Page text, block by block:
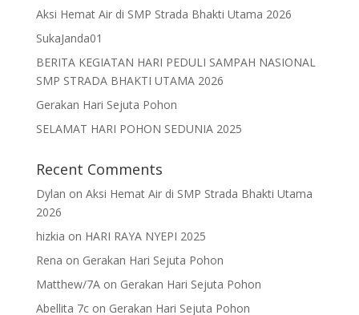
Aksi Hemat Air di SMP Strada Bhakti Utama 2026
SukaJanda01
BERITA KEGIATAN HARI PEDULI SAMPAH NASIONAL
SMP STRADA BHAKTI UTAMA 2026
Gerakan Hari Sejuta Pohon
SELAMAT HARI POHON SEDUNIA 2025
Recent Comments
Dylan on Aksi Hemat Air di SMP Strada Bhakti Utama
2026
hizkia on HARI RAYA NYEPI 2025
Rena on Gerakan Hari Sejuta Pohon
Matthew/7Aon Gerakan Hari Sejuta Pohon
Abellita 7con Gerakan Hari Sejuta Pohon